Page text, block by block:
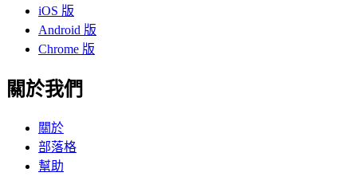
iOS 版
Android 版
Chrome 版
關於我們
關於
部落格
幫助